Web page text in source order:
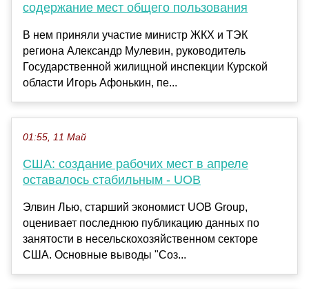
содержание мест общего пользования
В нем приняли участие министр ЖКХ и ТЭК
региона Александр Мулевин, руководитель
Государственной жилищной инспекции Курской
области Игорь Афонькин, пе...
01:55, 11 Май
США: создание рабочих мест в апреле
оставалось стабильным - UOB
Элвин Лью, старший экономист UOB Group,
оценивает последнюю публикацию данных по
занятости в несельскохозяйственном секторе
США. Основные выводы "Соз...